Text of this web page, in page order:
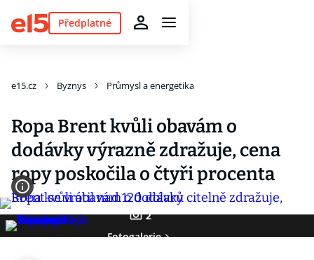
Předplatné
e15.cz Byznys Průmysl a energetika
Ropa Brent kvůli obavám o
dodávky výrazně zdražuje, cena
ropy poskočila o čtyři procenta
2
Fotogalerie